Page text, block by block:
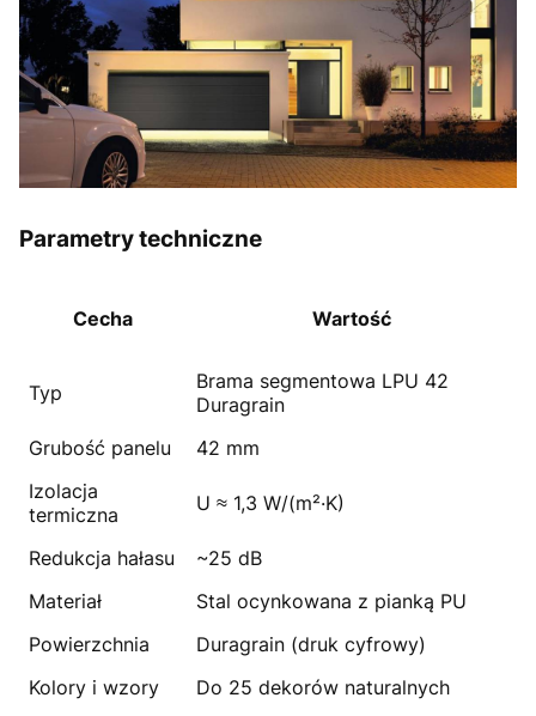
Parametry techniczne
Cecha Wartość
Typ
Brama segmentowa LPU 42
Duragrain
Grubość panelu
42 mm
Izolacja
termiczna
U ≈ 1,3 W/(m²·K)
Redukcja hałasu
~25 dB
Materiał
Stal ocynkowana z pianką PU
Powierzchnia
Duragrain (druk cyfrowy)
Kolory i wzory
Do 25 dekorów naturalnych